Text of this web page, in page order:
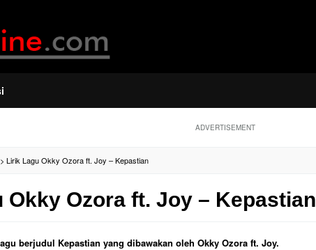
ADVERTISEMENT
> Lirik Lagu Okky Ozora ft. Joy – Kepastian
Okky Ozora ft. Joy – Kepastian
berjudul Kepastian yang dibawakan oleh Okky Ozora ft. Joy.